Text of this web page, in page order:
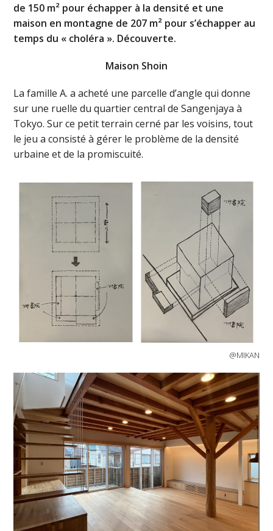
de 150 m² pour échapper à la densité et une
maison en montagne de 207 m² pour s’échapper au
temps du « choléra ». Découverte.
Maison Shoin
La famille A. a acheté une parcelle d’angle qui donne
sur une ruelle du quartier central de Sangenjaya à
Tokyo. Sur ce petit terrain cerné par les voisins, tout
le jeu a consisté à gérer le problème de la densité
urbaine et de la promiscuité.
@MIKAN